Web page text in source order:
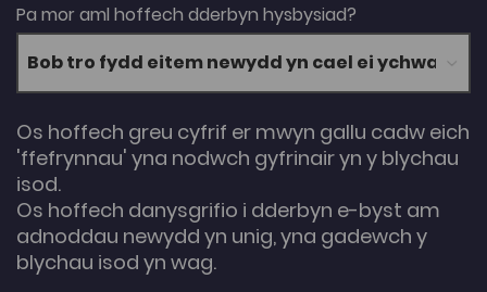
Pa mor aml hoffech dderbyn hysbysiad?
Os hoffech greu cyfrif er mwyn gallu cadw eich
'ffefrynnau' yna nodwch gyfrinair yn y blychau
isod.
Os hoffech danysgrifio i dderbyn e-byst am
adnoddau newydd yn unig, yna gadewch y
blychau isod yn wag.